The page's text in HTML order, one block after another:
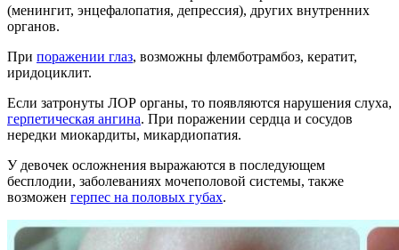
(менингит, энцефалопатия, депрессия), других внутренних
органов.
При поражении глаз, возможны флемботрамбоз, кератит,
иридоциклит.
Если затронуты ЛОР органы, то появляются нарушения слуха,
герпетическая ангина. При поражении сердца и сосудов
нередки миокардиты, микардиопатия.
У девочек осложнения выражаются в последующем
бесплодии, заболеваниях мочеполовой системы, также
возможен герпес на половых губах.